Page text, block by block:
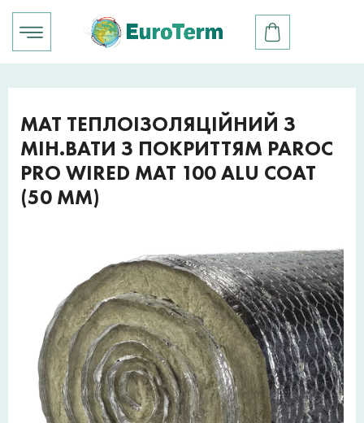
МАТ ТЕПЛОІЗОЛЯЦІЙНИЙ З
МІН.ВАТИ З ПОКРИТТЯМ PAROC
PRO WIRED MAT 100 ALU COAT
(50 ММ)